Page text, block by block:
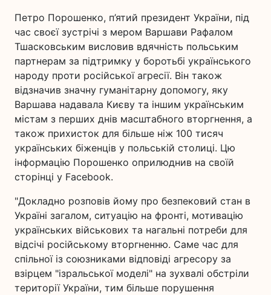
Петро Порошенко, п’ятий президент України, під
час своєї зустрічі з мером Варшави Рафалом
Тшасковським висловив вдячність польським
партнерам за підтримку у боротьбі українського
народу проти російської агресії. Він також
відзначив значну гуманітарну допомогу, яку
Варшава надавала Києву та іншим українським
містам з перших днів масштабного вторгнення, а
також прихисток для більше ніж 100 тисяч
українських біженців у польській столиці. Цю
інформацію Порошенко оприлюднив на своїй
сторінці у Facebook.
"Докладно розповів йому про безпековий стан в
Україні загалом, ситуацію на фронті, мотивацію
українських військових та нагальні потреби для
відсічі російському вторгненню. Саме час для
спільної із союзниками відповіді агресору за
взірцем "ізральської моделі" на зухвалі обстріли
території України, тим більше порушення